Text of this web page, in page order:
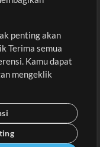
penting akan
Terima semua
Kamu dapat
mengeklik